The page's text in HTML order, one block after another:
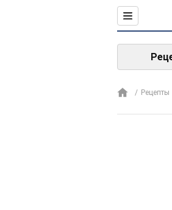
Рецепты